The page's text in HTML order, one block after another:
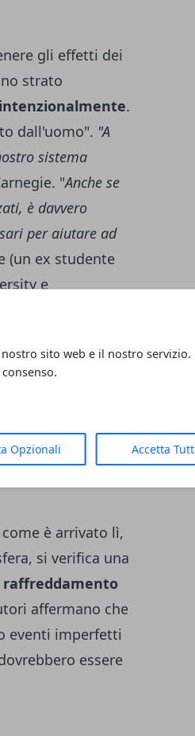
sito web e il nostro servizio.
Opzionali Accetta
gli effetti dei
strato
.
dall'uomo". "A
sistema
"Anche se
è davvero
per aiutare ad
(un ex studente
e
a
studiare l'impatto
che
di uno
è arrivato lì,
si verifica una
raffreddamento
affermano che
eventi imperfetti
essere